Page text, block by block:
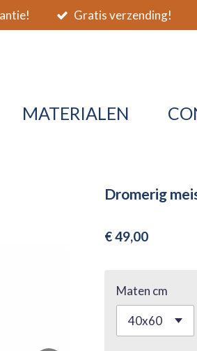
Gratis verzending!
MATERIALEN
Dromerig
€ 49,00
Maten cm